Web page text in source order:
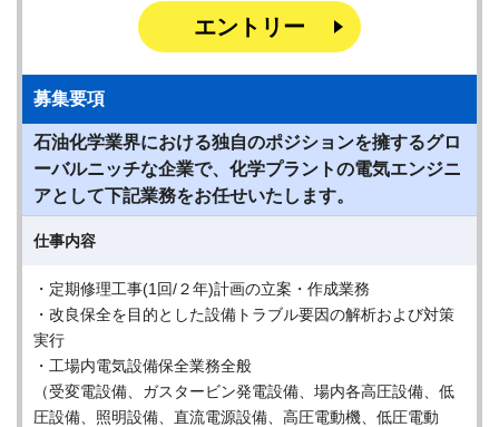
エントリー
募集要項
石油化学業界における独自のポジションを擁するグロ
ーバルニッチな企業で、化学プラントの電気エンジニ
アとして下記業務をお任せいたします。
仕事内容
・定期修理工事(1回/２年)計画の立案・作成業務
・改良保全を目的とした設備トラブル要因の解析および対策
実行
・工場内電気設備保全業務全般
（受変電設備、ガスタービン発電設備、場内各高圧設備、低
圧設備、照明設備、直流電源設備、高圧電動機、低圧電動